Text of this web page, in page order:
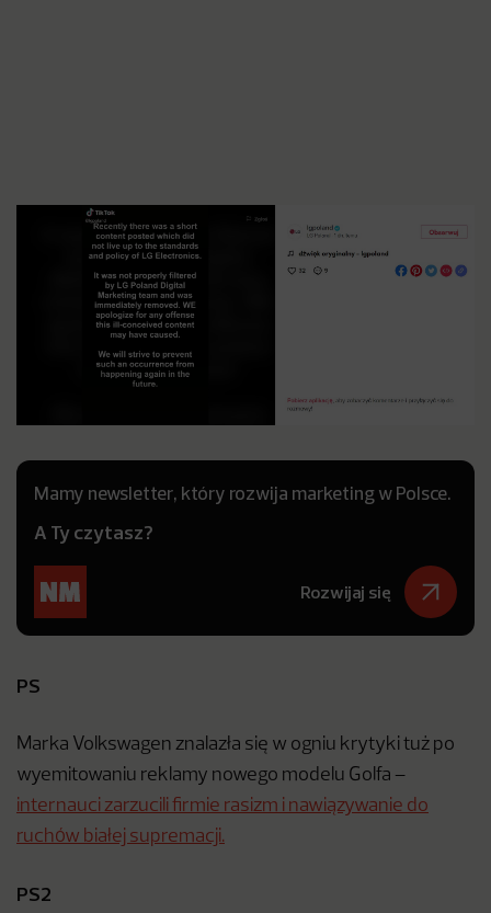
Mamy newsletter, który rozwija marketing w Polsce.
A Ty czytasz?
Rozwijaj się
PS
Marka Volkswagen znalazła się w ogniu krytyki tuż po
wyemitowaniu reklamy nowego modelu Golfa –
internauci zarzucili firmie rasizm i nawiązywanie do
ruchów białej supremacji.
PS2